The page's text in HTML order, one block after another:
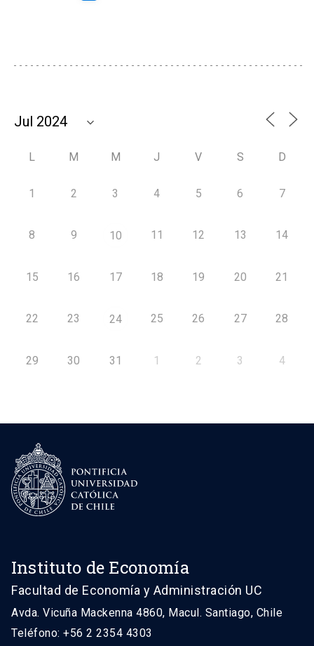
L M M J V S D
1 2 3 4 5 6 7
8 9 10 11 12 13 14
15 16 17 18 19 20 21
22 23 24 25 26 27 28
29 30 31 1 2 3 4
Instituto de Economía
Facultad de Economía y Administración UC
Avda. Vicuña Mackenna 4860, Macul. Santiago, Chile
Teléfono: +56 2 2354 4303